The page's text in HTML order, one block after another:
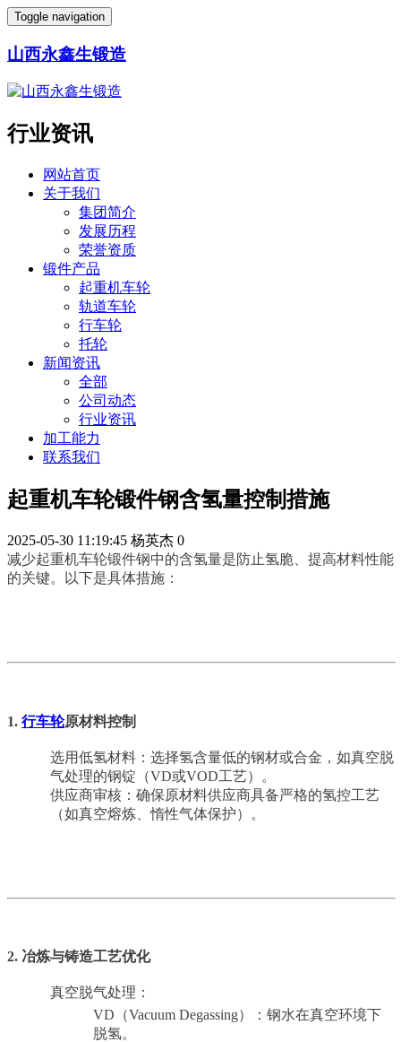
Toggle navigation
山西永鑫生锻造
行业资讯
网站首页
关于我们
集团简介
发展历程
荣誉资质
锻件产品
起重机车轮
轨道车轮
行车轮
托轮
新闻资讯
全部
公司动态
行业资讯
加工能力
联系我们
起重机车轮锻件钢含氢量控制措施
2025-05-30 11:19:45 杨英杰 0
减少起重机车轮锻件钢中的含氢量是防止氢脆、提高材料性能
的关键。以下是具体措施：
1. 行车轮原材料控制
选用低氢材料：选择氢含量低的钢材或合金，如真空脱
气处理的钢锭（VD或VOD工艺）。
供应商审核：确保原材料供应商具备严格的氢控工艺
（如真空熔炼、惰性气体保护）。
2. 冶炼与铸造工艺优化
真空脱气处理：
VD（Vacuum Degassing）：钢水在真空环境下
脱氢。